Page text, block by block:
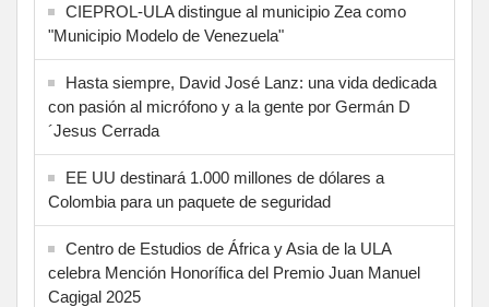
CIEPROL-ULA distingue al municipio Zea como
"Municipio Modelo de Venezuela"
Hasta siempre, David José Lanz: una vida dedicada
con pasión al micrófono y a la gente por Germán D
´Jesus Cerrada
EE UU destinará 1.000 millones de dólares a
Colombia para un paquete de seguridad
Centro de Estudios de África y Asia de la ULA
celebra Mención Honorífica del Premio Juan Manuel
Cagigal 2025